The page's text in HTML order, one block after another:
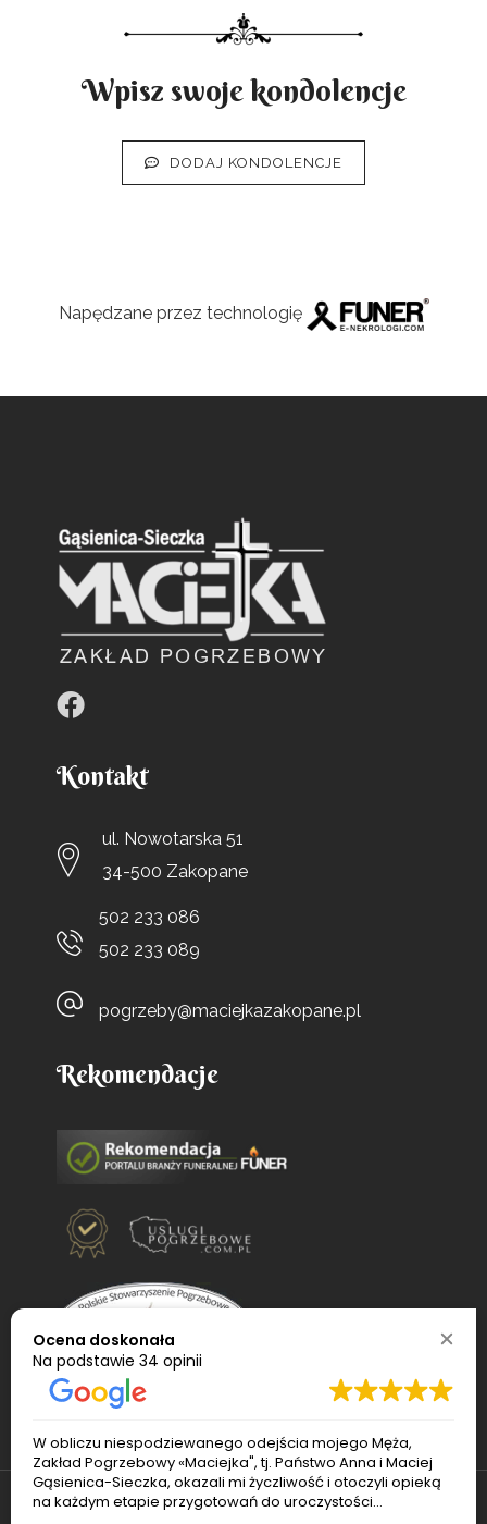
Wpisz swoje kondolencje
DODAJ KONDOLENCJE
Napędzane przez technologię
Kontakt
ul. Nowotarska 51
34-500 Zakopane
502 233 086
502 233 089
pogrzeby@maciejkazakopane.pl
Rekomendacje
Ocena doskonała
Na podstawie 34 opinii
W obliczu niespodziewanego odejścia mojego Męża,
Zakład Pogrzebowy «Maciejka", tj. Państwo Anna i Maciej
Gąsienica-Sieczka, okazali mi życzliwość i otoczyli opieką
na każdym etapie przygotowań do uroczystości